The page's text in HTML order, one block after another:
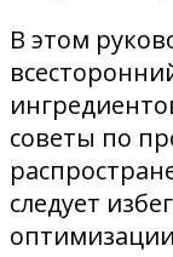
В этом
советы по
следует